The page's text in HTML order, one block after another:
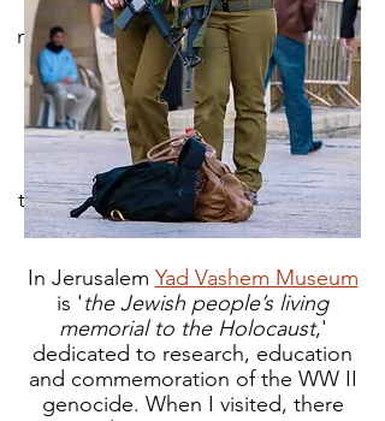
muhteşemliği Acre (aka Akko)John
düzeninin Haçlı Şövalyeleri
Hastanesi&#39;nin karargahının
bulunduğu şehrin altındaki
kazılarda ortaya çıkarılmıştır.
Düşünmeye devam ettim, eğer
tüm o zırhları giyseydim, yeraltında
da serin kalırdım.
In Jerusalem Yad Vashem Museum
is 'the Jewish people’s living
memorial to the Holocaust,'
dedicated to research, education
and commemoration of the WW II
genocide. When I visited, there